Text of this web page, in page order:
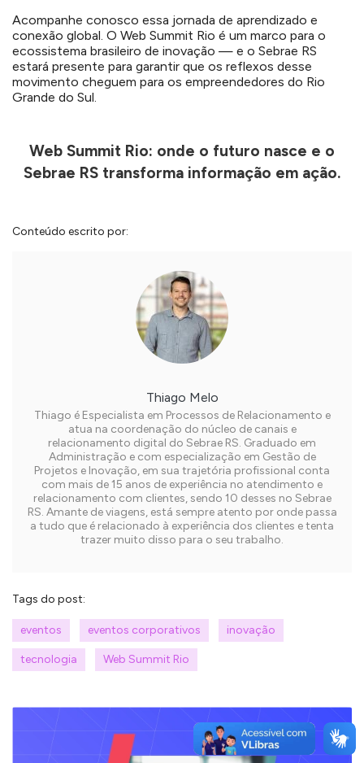
Acompanhe conosco essa jornada de aprendizado e
conexão global. O Web Summit Rio é um marco para o
ecossistema brasileiro de inovação — e o Sebrae RS
estará presente para garantir que os reflexos desse
movimento cheguem para os empreendedores do Rio
Grande do Sul.
Web Summit Rio: onde o futuro nasce e o
Sebrae RS transforma informação em ação.
Conteúdo escrito por:
Thiago Melo
Thiago é Especialista em Processos de Relacionamento e
atua na coordenação do núcleo de canais e
relacionamento digital do Sebrae RS. Graduado em
Administração e com especialização em Gestão de
Projetos e Inovação, em sua trajetória profissional conta
com mais de 15 anos de experiência no atendimento e
relacionamento com clientes, sendo 10 desses no Sebrae
RS. Amante de viagens, está sempre atento por onde passa
a tudo que é relacionado à experiência dos clientes e tenta
trazer muito disso para o seu trabalho.
Tags do post:
eventos eventos corporativos inovação
tecnologia Web Summit Rio